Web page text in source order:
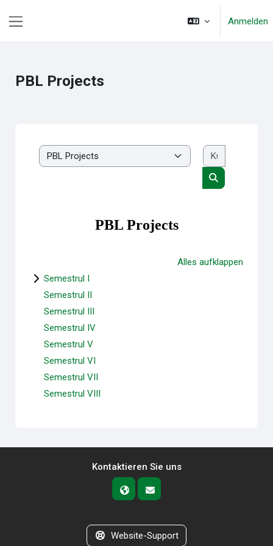
Anmelden
PBL Projects
Kursbereiche
Kurse suchen
PBL Projects
Alles aufklappen
Semestrul I
Semestrul II
Semestrul III
Semestrul IV
Semestrul V
Semestrul VI
Semestrul VII
Semestrul VIII
Kontaktieren Sie uns
Website-Support